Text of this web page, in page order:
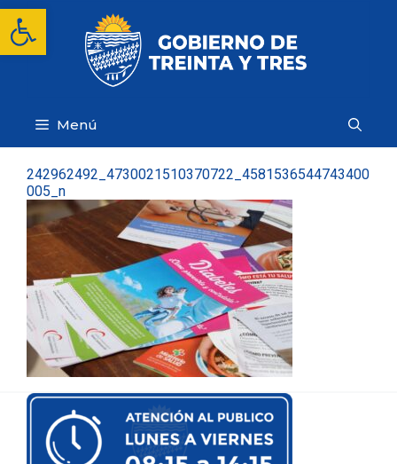
Abrir barra de herramientas
Saltar
contenido
Menú
242962492_4730021510370722_4581536544743400
005_n